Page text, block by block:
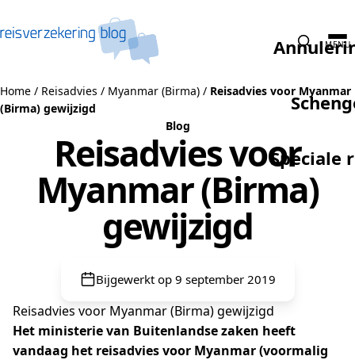
Speciale
MENU
Home / Reisadvies / Myanmar (Birma) / Reisadvies voor Myanmar
(Birma) gewijzigd
Blog
Reisadvies voor
Myanmar (Birma)
gewijzigd
Bijgewerkt op 9 september 2019
Reisadvies voor Myanmar (Birma) gewijzigd
Het ministerie van Buitenlandse zaken heeft
vandaag het reisadvies voor Myanmar (voormalig